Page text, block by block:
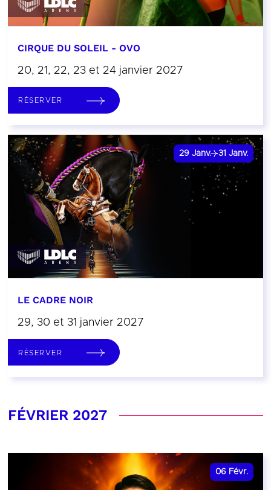
CIRQUE DU SOLEIL - OVO
20, 21, 22, 23 et 24 janvier 2027
RÉSERVER
29 Janv. 31 Janv.
LE CADRE NOIR
29, 30 et 31 janvier 2027
RÉSERVER
FÉVRIER 2027
06 Févr.